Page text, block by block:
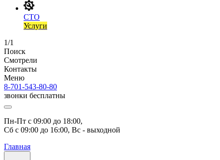
СТО
Услуги
1/1
Поиск
Смотрели
Контакты
Меню
8-701-543-80-80
звонки бесплатны
Пн-Пт с 09:00 до 18:00,
Сб с 09:00 до 16:00, Вс - выходной
Главная